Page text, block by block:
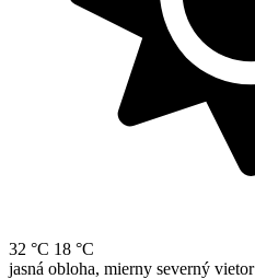
32 °C 18 °C
jasná obloha, mierny severný vietor